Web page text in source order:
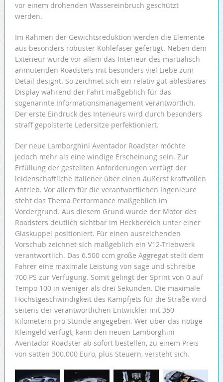
vor einem drohenden Wassereinbruch geschützt
werden.
Im Rahmen der Gewichtsreduktion werden die Elemente
aus besonders robuster Kohlefaser gefertigt. Neben dem
Exterieur wurde vor allem das Interieur des martialisch
anmutenden Roadsters mit besonders viel Liebe zum
Detail designt. So zeichnet sich ein relativ gut ablesbares
Display während der Fahrt maßgeblich für das
sogenannte Informationsmanagement verantwortlich.
Der erste Eindruck des Interieurs wird durch besonders
straff gepolsterte Ledersitze perfektioniert.
Der neue Lamborghini ­Aventador Roadster möchte
jedoch mehr als eine windige Erscheinung sein. Zur
Erfüllung der gestellten Anforderungen verfügt der
leidenschaftliche Italiener über einen äußerst kraftvollen
Antrieb. Vor allem für die verantwortlichen Ingenieure
steht das Thema Performance maßgeblich im
Vordergrund. Aus diesem Grund wurde der Motor des
Roadsters deutlich sichtbar im Heckbereich unter einer
Glaskuppel positioniert. Für einen ausreichenden
Vorschub zeichnet sich maßgeblich ein V12-Triebwerk
verantwortlich. Das 6.500 ccm große Aggregat stellt dem
Fahrer eine maximale Leistung von sage und schreibe
700 PS zur Verfügung. Somit gelingt der Sprint von 0 auf
Tempo 100 in weniger als drei Sekunden. Die maximale
Höchstgeschwindigkeit des Kampfjets für die Straße wird
seitens der verantwortlichen Entwickler mit 350
Kilometern pro Stunde angegeben. Wer über das nötige
Kleingeld verfügt, kann den neuen Lamborghini
Aventador Roadster ab sofort bestellen, zu einem Preis
von satten 300.000 Euro, plus Steuern, versteht sich.